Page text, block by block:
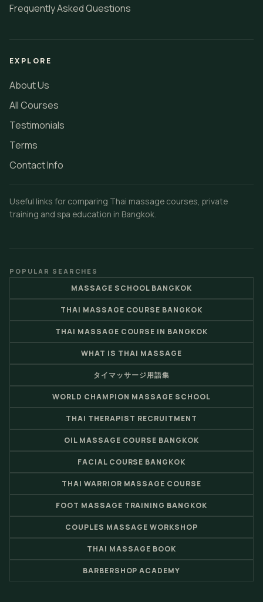
Frequently Asked Questions
EXPLORE
About Us
All Courses
Testimonials
Terms
Contact Info
Useful links for comparing Thai massage courses, private
training and spa education in Bangkok.
POPULAR SEARCHES
MASSAGE SCHOOL BANGKOK
THAI MASSAGE COURSE BANGKOK
THAI MASSAGE COURSE IN BANGKOK
WHAT IS THAI MASSAGE
タイマッサージ用語集
WORLD CHAMPION MASSAGE SCHOOL
THAI THERAPIST RECRUITMENT
OIL MASSAGE COURSE BANGKOK
FACIAL COURSE BANGKOK
THAI WARRIOR MASSAGE COURSE
FOOT MASSAGE TRAINING BANGKOK
COUPLES MASSAGE WORKSHOP
THAI MASSAGE BOOK
BARBERSHOP ACADEMY